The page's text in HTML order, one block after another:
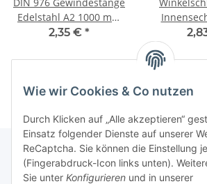
Edelstahl A2 1000 mm
M10
2,35 € *
Informationen
Wie wir Cookies & Co nutzen
Durch Klicken auf „Alle akzeptieren“
Einsatz folgender Dienste auf unserer
ReCaptcha. Sie können die Einstellung
(Fingerabdruck-Icon links unten).
Sie unter Konfigurieren und in unserer